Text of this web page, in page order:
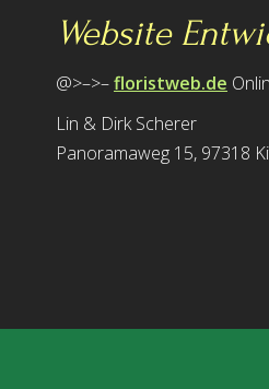
Website
@>–>–floristweb.de
Lin & Dirk Scherer
Panoramaweg 15, 97318